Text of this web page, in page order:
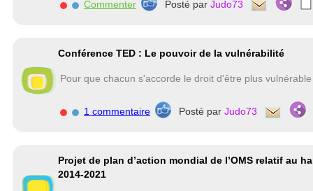
Commenter Posté par Judo73
Conférence TED : Le pouvoir de la vulnérabilité
Pour que chacun s'accorde le droit d'être plus vulnérable
1 commentaire Posté par Judo73
Projet de plan d’action mondial de l’OMS relatif au
2014-2021